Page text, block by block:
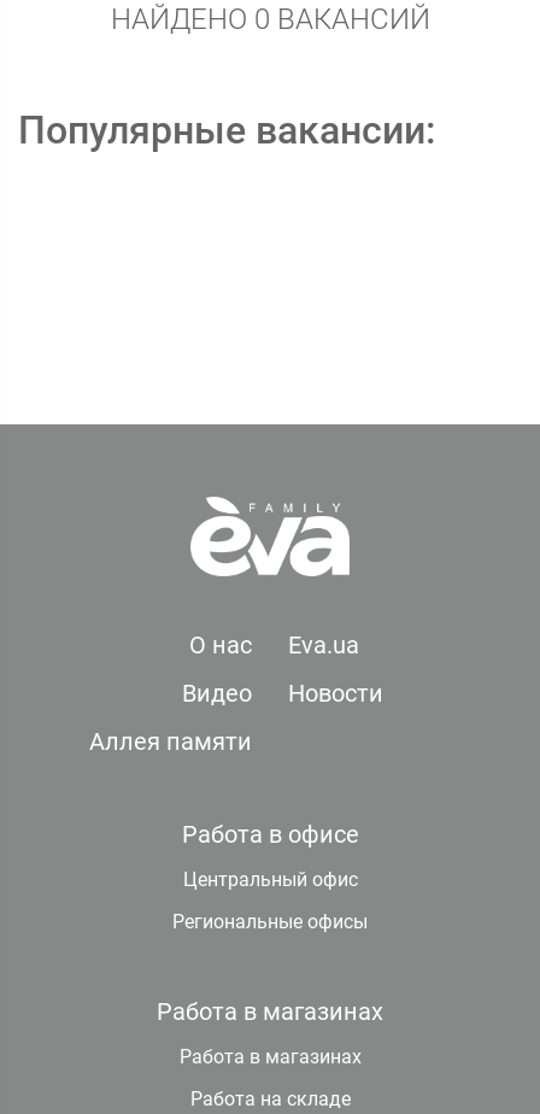
НАЙДЕНО 0 ВАКАНСИЙ
Популярные вакансии:
О нас
Eva.ua
Видео
Новости
Аллея памяти
Работа в офисе
Центральный офис
Региональные офисы
Работа в магазинах
Работа в магазинах
Работа на складе